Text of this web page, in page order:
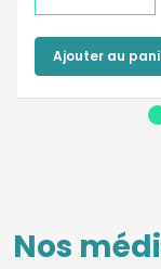
Ajouter au
Nos